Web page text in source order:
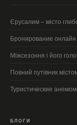
Єрусалим – місто
Бронирование онлайн
Міжсезоння і його
Повний путівник
Туристические
БЛОГИ